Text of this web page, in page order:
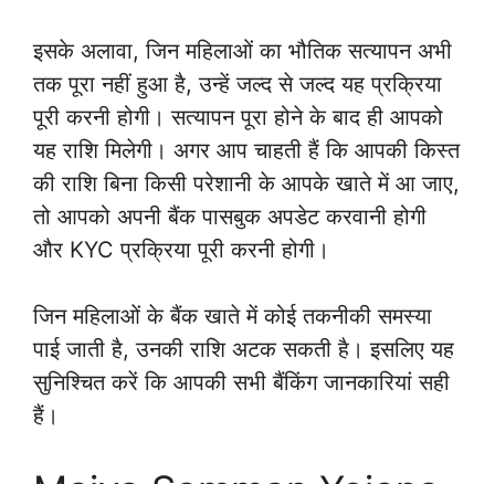
इसके अलावा, जिन महिलाओं का भौतिक सत्यापन अभी
तक पूरा नहीं हुआ है, उन्हें जल्द से जल्द यह प्रक्रिया
पूरी करनी होगी। सत्यापन पूरा होने के बाद ही आपको
यह राशि मिलेगी। अगर आप चाहती हैं कि आपकी किस्त
की राशि बिना किसी परेशानी के आपके खाते में आ जाए,
तो आपको अपनी बैंक पासबुक अपडेट करवानी होगी
और KYC प्रक्रिया पूरी करनी होगी।
जिन महिलाओं के बैंक खाते में कोई तकनीकी समस्या
पाई जाती है, उनकी राशि अटक सकती है। इसलिए यह
सुनिश्चित करें कि आपकी सभी बैंकिंग जानकारियां सही
हैं।